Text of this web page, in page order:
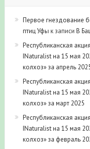
Первое гнездование
птиц Уфы к записи В
Республиканская
INaturalist на 15 мая
колхоз» за апрель
Республиканская
INaturalist на 15 мая
колхоз» за март 2025
Республиканская
INaturalist на 15 мая
колхоз» за февраль